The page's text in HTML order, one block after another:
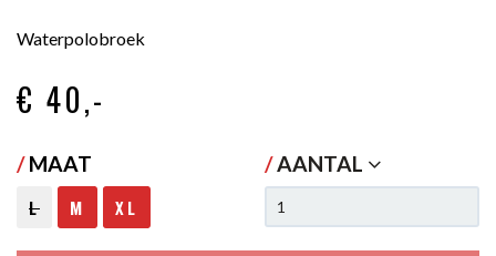
Waterpolobroek
€ 40,-
/MAAT
L M XL
/AANTAL